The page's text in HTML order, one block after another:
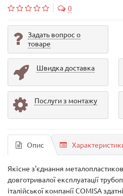
0
Задать вопрос о
товаре
Швидка доставка
Послуги з монтажу
Опис
Якісне з'єднання
довготривалої експлуатації
італійської компанії COMISA